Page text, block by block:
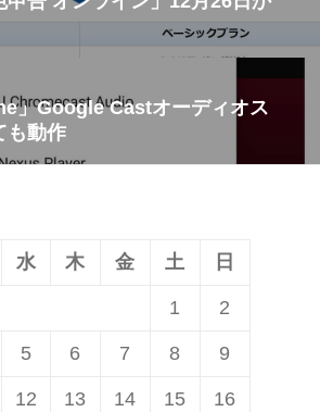
」Google Castオーディオス
も動作
水 木 金 土 日
1 2
5 6 7 8 9
12 13 14 15 16